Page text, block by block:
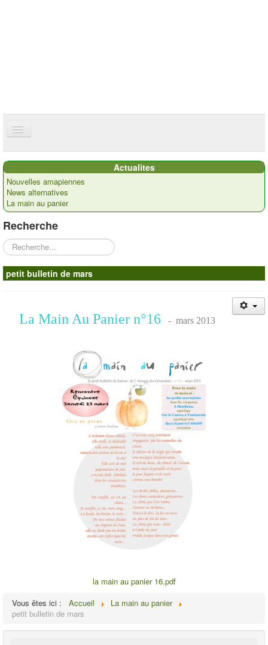
Accueil
Présentation
Actualités
Nos paysans
Commandes
Contacts
Actualites
Nouvelles amapiennes
News alternatives
La main au panier
Recherche
Rechercher
petit bulletin de mars
La Main Au Panier n°16 - mars 2013
la main au panier 16.pdf
Vous êtes ici :
Accueil
La main au panier
petit bulletin de mars